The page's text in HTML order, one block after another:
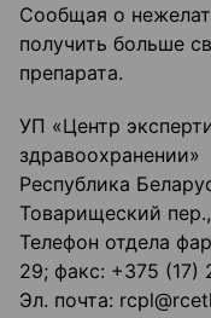
Сообщая о
получить больше
препарата.
УП «Центр
здравоохранении»
Республика
Товарищеский
Телефон отдела
29; факс: +375 (17)
Эл. почта: